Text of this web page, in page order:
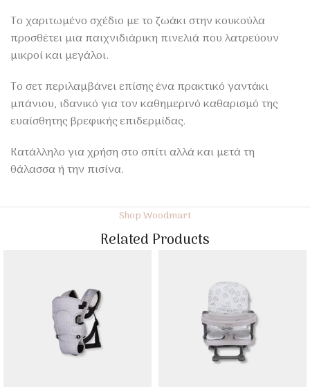
Το χαριτωμένο σχέδιο με το ζωάκι στην κουκούλα
προσθέτει μια παιχνιδιάρικη πινελιά που λατρεύουν
μικροί και μεγάλοι.
Το σετ περιλαμβάνει επίσης ένα πρακτικό γαντάκι
μπάνιου, ιδανικό για τον καθημερινό καθαρισμό της
ευαίσθητης βρεφικής επιδερμίδας.
Κατάλληλο για χρήση στο σπίτι αλλά και μετά τη
θάλασσα ή την πισίνα.
Shop Woodmart
Related Products